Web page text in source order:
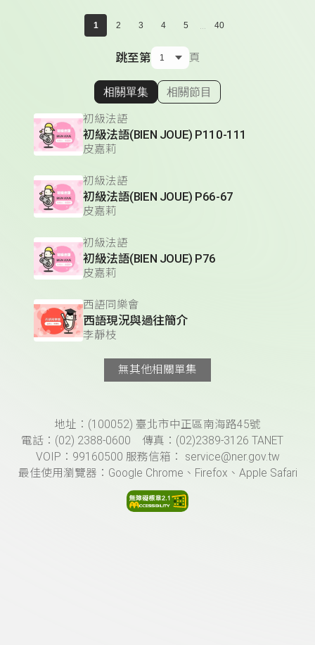
1 2 3 4 5 ... 40
跳至第 頁
顯示相關單集
相關單集 相關節目
初級法語
初級法語(BIEN JOUE) P110-111
皮嘉莉
初級法語
初級法語(BIEN JOUE) P66-67
皮嘉莉
初級法語
初級法語(BIEN JOUE) P76
皮嘉莉
西語同樂會
西語現況與過往簡介
李靜枝
無其他相關單集
頁尾資訊地址：(100052) 臺北市中正區南海路45號
電話：(02) 2388-0600 傳真：(02)2389-3126 TANET
VOIP：99160500 服務信箱： service@ner.gov.tw
最佳使用瀏覽器：Google Chrome、Firefox、Apple Safari